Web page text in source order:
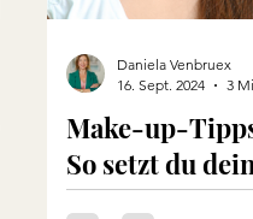
Make-up-
So setzt du
Szene
Daniela Venbruex
16. Sept. 2024
3